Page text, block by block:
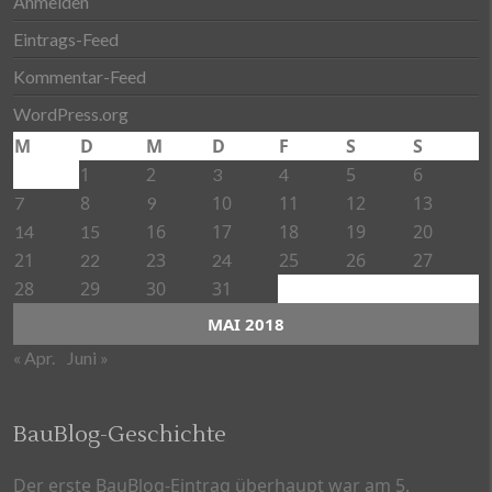
Eintrags-Feed
Kommentar-Feed
WordPress.org
MAI 2018
M D M D F S
S
1
2 3 4 5 6
7 8 9 10 11 12 13
14 15 16 17 18 19
20
21
22 23 24 25 26
27
28
29 30 31
« Apr. Juni »
BauBlog-Geschichte
Der erste BauBlog-Eintrag überhaupt war am 5.